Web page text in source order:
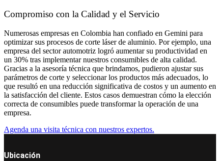
Compromiso con la Calidad y el Servicio
Numerosas empresas en Colombia han confiado en Gemini para
optimizar sus procesos de corte láser de aluminio. Por ejemplo, una
empresa del sector automotriz logró aumentar su productividad en
un 30% tras implementar nuestros consumibles de alta calidad.
Gracias a la asesoría técnica que brindamos, pudieron ajustar sus
parámetros de corte y seleccionar los productos más adecuados, lo
que resultó en una reducción significativa de costos y un aumento en
la satisfacción del cliente. Estos casos demuestran cómo la elección
correcta de consumibles puede transformar la operación de una
empresa.
Agenda una visita técnica con nuestros expertos.
Ubicación